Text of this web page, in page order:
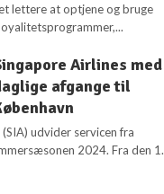
lettere at optjene og bruge
Airlines med
afgange til
udvider servicen fra
2024. Fra den 1.